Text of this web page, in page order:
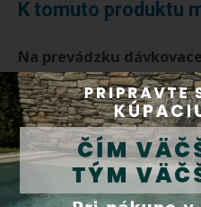
K tomuto produktu
Na prevádzku
odporúčame
Aseko Externý
Net, Home, Oxygen,